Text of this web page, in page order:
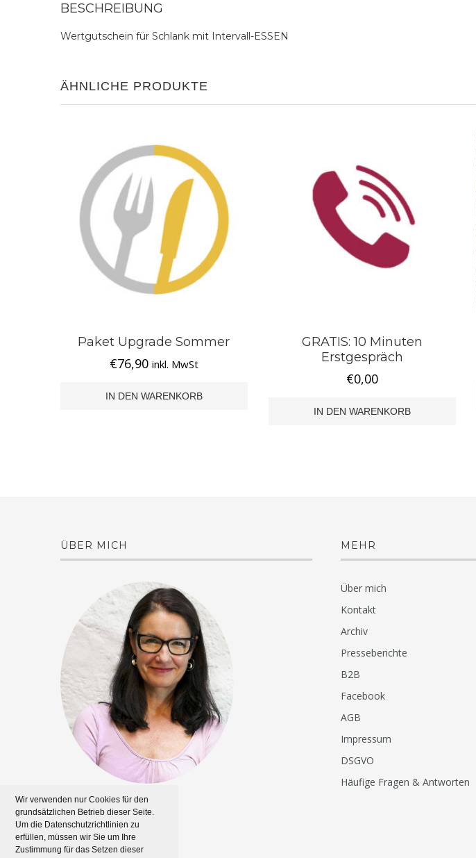
Wir verwenden nur Cookies für den
grundsätzlichen Betrieb dieser Seite.
Um die Datenschutzrichtlinien zu
erfüllen, müssen wir Sie um Ihre
Zustimmung für das Setzen dieser
BESCHREIBUNG
Wertgutschein für Schlank mit Intervall-ESSEN
ÄHNLICHE PRODUKTE
Paket Upgrade Sommer
€76,90 inkl. MwSt
IN DEN WARENKORB
GRATIS: 10 Minuten
Erstgespräch
€0,00
IN DEN WARENKORB
ÜBER MICH MEHR
Über mich
Kontakt
Archiv
Presseberichte
B2B
Facebook
AGB
Impressum
DSGVO
Häufige Fragen & Antworten